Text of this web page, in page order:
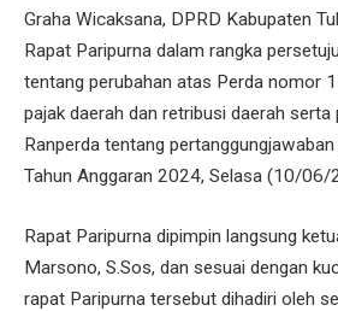
Graha Wicaksana, DPRD Kabupaten
Rapat Paripurna dalam rangka
tentang perubahan atas Perda nomor
pajak daerah dan retribusi daerah serta
Ranperda tentang
Tahun Anggaran 2024, Selasa (10/06/
Rapat Paripurna dipimpin langsung
Marsono, S.Sos, dan sesuai dengan
rapat Paripurna tersebut dihadiri oleh